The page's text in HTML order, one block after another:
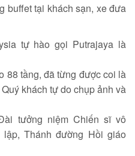
buffet tại khách sạn, xe đưa
tự hào gọi Putrajaya là
88 tầng, đã từng được coi là
Quý khách tự do chụp ảnh và
tưởng niệm Chiến sĩ vô
Thánh đường Hồi giáo